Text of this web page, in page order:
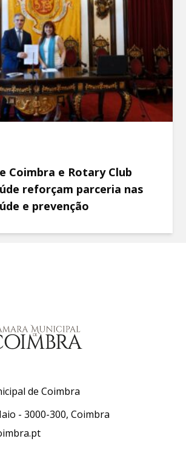
Coimbra e Rotary Club
reforçam parceria nas
e prevenção
de Coimbra
- 3000-300, Coimbra